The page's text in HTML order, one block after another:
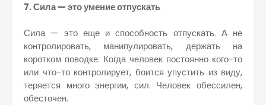
7. Сила — это умение отпускать
Сила — это еще и способность отпускать. А не
контролировать, манипулировать, держать на
коротком поводке. Когда человек постоянно кого-то
или что-то контролирует, боится упустить из виду,
теряется много энергии, сил. Человек обессилен,
обесточен.